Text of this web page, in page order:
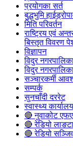
प्रयोगका सर्त
बुद्धभुमि
मिति परिवर्तन
राष्ट्रिय एवं
बिस्तृत विवरण
विज्ञापन
विदुर
विदुर
सञ्चारकर्मी
सम्पर्क
सुनचाँदी दररेट
स्वास्थ्य
🔴 नुवाकोट
🔴 रेडियो
🔴 रेडियो